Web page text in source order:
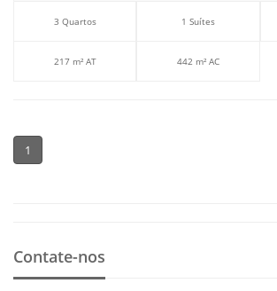
3 Quartos 1 Suítes
217 m² AT 442 m² AC
1
Contate-nos